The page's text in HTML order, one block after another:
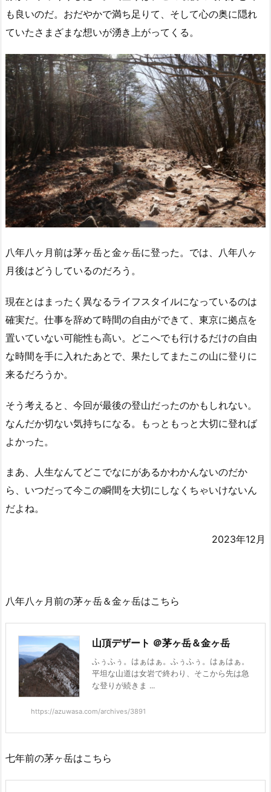
も良いのだ。おだやかで満ち足りて、そして心の奥に隠れ
ていたさまざまな想いが湧き上がってくる。
八年八ヶ月前は茅ヶ岳と金ヶ岳に登った。では、八年八ヶ
月後はどうしているのだろう。
現在とはまったく異なるライフスタイルになっているのは
確実だ。仕事を辞めて時間の自由ができて、東京に拠点を
置いていない可能性も高い。どこへでも行けるだけの自由
な時間を手に入れたあとで、果たしてまたこの山に登りに
来るだろうか。
そう考えると、今回が最後の登山だったのかもしれない。
なんだか切ない気持ちになる。もっともっと大切に登れば
よかった。
まあ、人生なんてどこでなにがあるかわかんないのだか
ら、いつだって今この瞬間を大切にしなくちゃいけないん
だよね。
2023年12月
八年八ヶ月前の茅ヶ岳＆金ヶ岳はこちら
山頂デザート ＠茅ヶ岳＆金ヶ岳
ふぅふぅ。はぁはぁ。ふぅふぅ。はぁはぁ。
平坦な山道は女岩で終わり、そこから先は急
な登りが続きま ...
https://azuwasa.com/archives/3891
七年前の茅ヶ岳はこちら